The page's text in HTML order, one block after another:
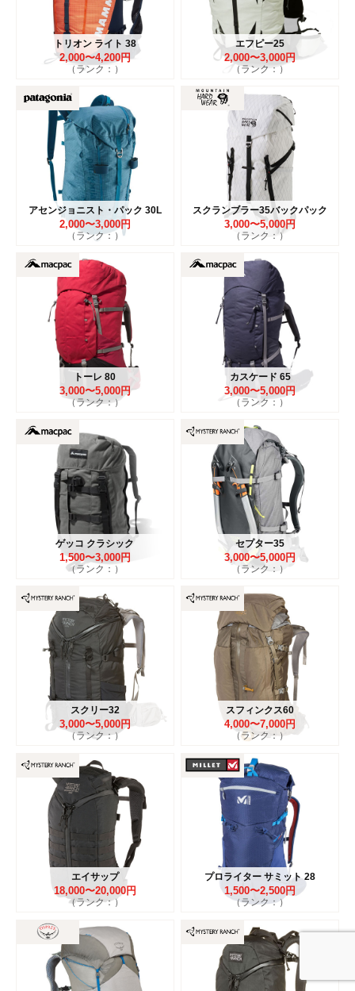
トリオン ライト 38
2,000〜4,200円
（ランク：）
エフピー25
2,000〜3,000円
（ランク：）
アセンジョニスト・パック 30L
2,000〜3,000円
（ランク：）
スクランブラー35バックパック
3,000〜5,000円
（ランク：）
トーレ 80
3,000〜5,000円
（ランク：）
カスケード 65
3,000〜5,000円
（ランク：）
ゲッコ クラシック
1,500〜3,000円
（ランク：）
セプター35
3,000〜5,000円
（ランク：）
スクリー32
3,000〜5,000円
（ランク：）
スフィンクス60
4,000〜7,000円
（ランク：）
エイサップ
18,000〜20,000円
（ランク：）
プロライター サミット 28
1,500〜2,500円
（ランク：）